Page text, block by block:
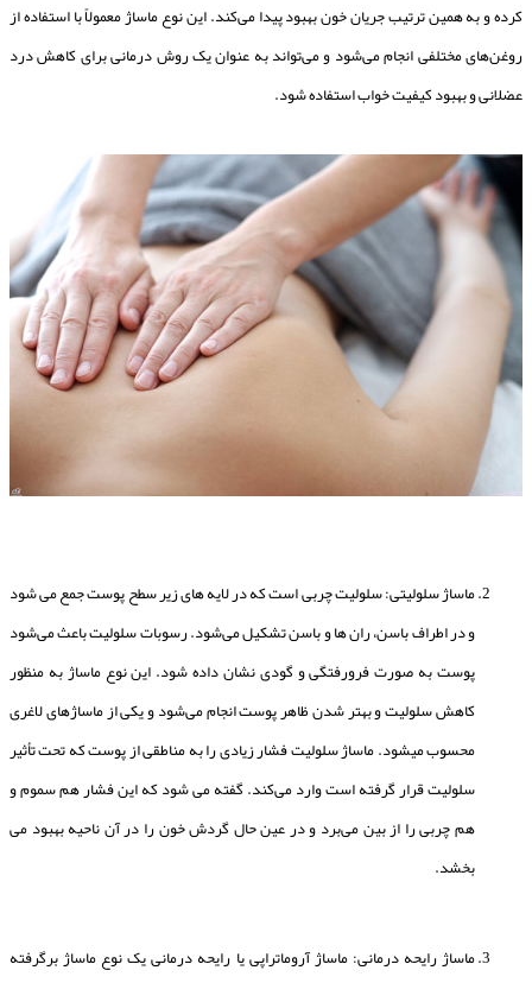
کرده و به همین ترتیب جریان خون بهبود پیدا می‌کند. این نوع ماساژ معمولاً با استفاده از
روغن‌های مختلفی انجام می‌شود و می‌تواند به عنوان یک روش درمانی برای کاهش درد
عضلانی و بهبود کیفیت خواب استفاده شود.
ماساژ سلولیتی: سلولیت چربی است که در لایه های زیر سطح پوست جمع می شود
و در اطراف باسن، ران ها و باسن تشکیل می‌شود. رسوبات سلولیت باعث می‌شود
پوست به صورت فرورفتگی و گودی نشان داده شود. این نوع ماساژ به منظور
کاهش سلولیت و بهتر شدن ظاهر پوست انجام می‌شود و یکی از ماساژهای لاغری
محسوب میشود. ماساژ سلولیت فشار زیادی را به مناطقی از پوست که تحت تأثیر
سلولیت قرار گرفته است وارد می‌کند. گفته می شود که این فشار هم سموم و
هم چربی را از بین می‌برد و در عین حال گردش خون را در آن ناحیه بهبود می
بخشد.
ماساژ رایحه درمانی: ماساژ آروماتراپی یا رایحه درمانی یک نوع ماساژ برگرفته